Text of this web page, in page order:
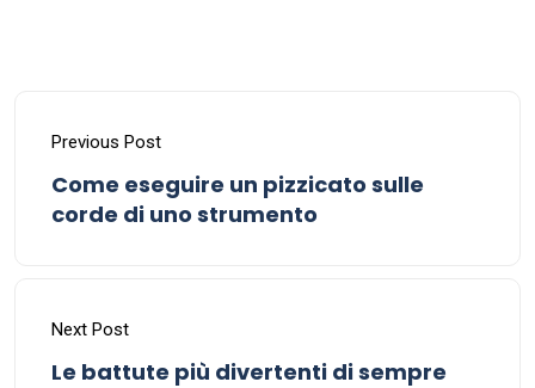
Previous Post
Come eseguire un pizzicato sulle
corde di uno strumento
Next Post
Le battute più divertenti di sempre